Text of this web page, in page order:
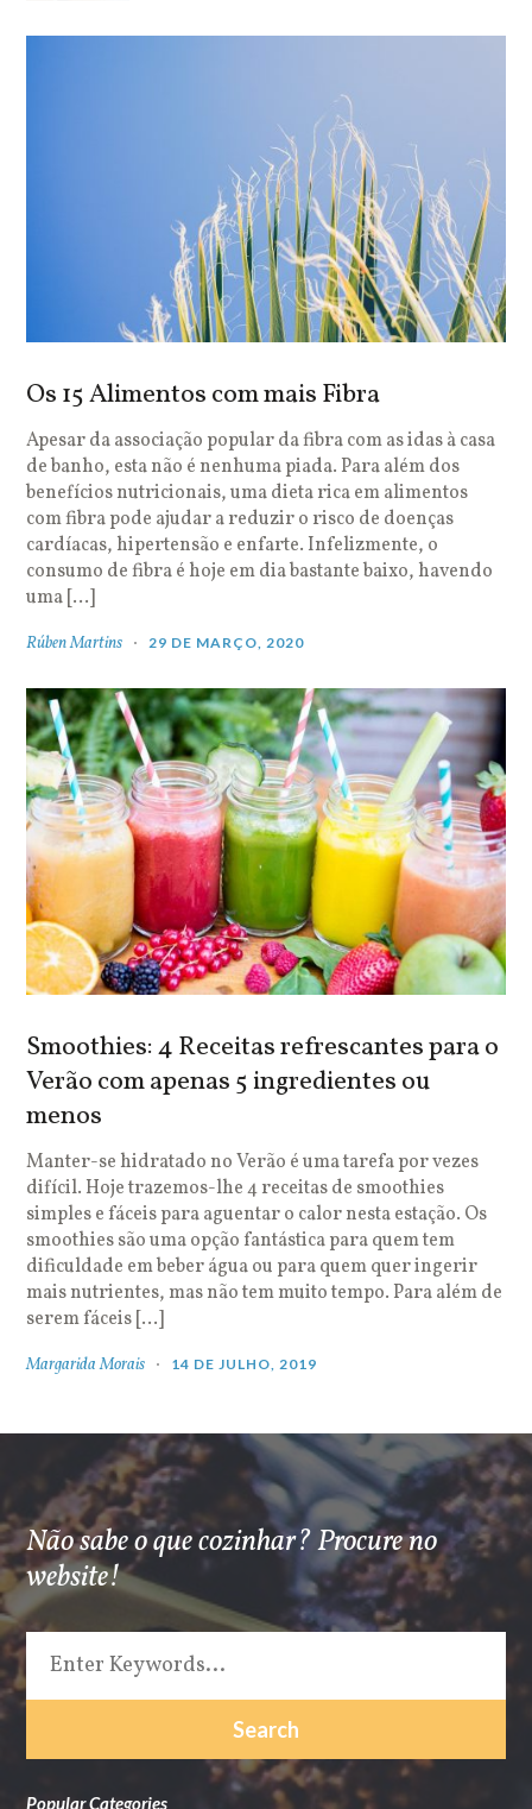
Os 15 Alimentos com mais Fibra
Apesar da associação popular da fibra com as idas à casa
de banho, esta não é nenhuma piada. Para além dos
benefícios nutricionais, uma dieta rica em alimentos
com fibra pode ajudar a reduzir o risco de doenças
cardíacas, hipertensão e enfarte. Infelizmente, o
consumo de fibra é hoje em dia bastante baixo, havendo
uma […]
Rúben Martins 29 DE MARÇO, 2020
Smoothies: 4 Receitas refrescantes para o
Verão com apenas 5 ingredientes ou
menos
Manter-se hidratado no Verão é uma tarefa por vezes
difícil. Hoje trazemos-lhe 4 receitas de smoothies
simples e fáceis para aguentar o calor nesta estação. Os
smoothies são uma opção fantástica para quem tem
dificuldade em beber água ou para quem quer ingerir
mais nutrientes, mas não tem muito tempo. Para além de
serem fáceis […]
Margarida Morais 14 DE JULHO, 2019
Não sabe o que cozinhar? Procure no
website!
Popular Categories